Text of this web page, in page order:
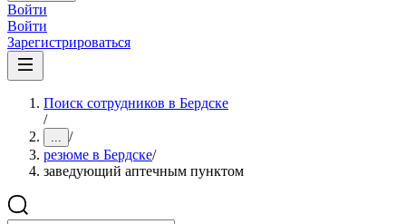
Войти
Войти
Зарегистрироваться
Поиск сотрудников в Бердске
/
... /
резюме в Бердске/
заведующий аптечным пунктом